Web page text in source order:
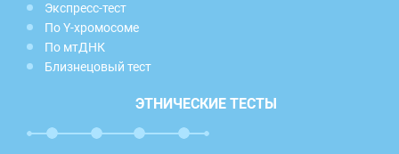
Экспресс-тест
По Y-хромосоме
По мтДНК
Близнецовый тест
ЭТНИЧЕСКИЕ ТЕСТЫ